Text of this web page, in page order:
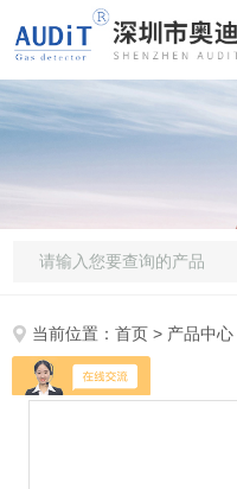
当前位置：首页 > 产品中心